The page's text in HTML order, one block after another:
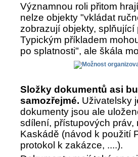
Významnou roli přitom
nelze objekty "vkládat
zobrazují objekty,
Typickým příkladem
po splatnosti", ale škála
Složky dokumentů asi
samozřejmé. Uživatelsky
dokumenty jsou ale
sdílení, přístupových
Kaskádě (návod k použití
protokol k zakázce, ....).